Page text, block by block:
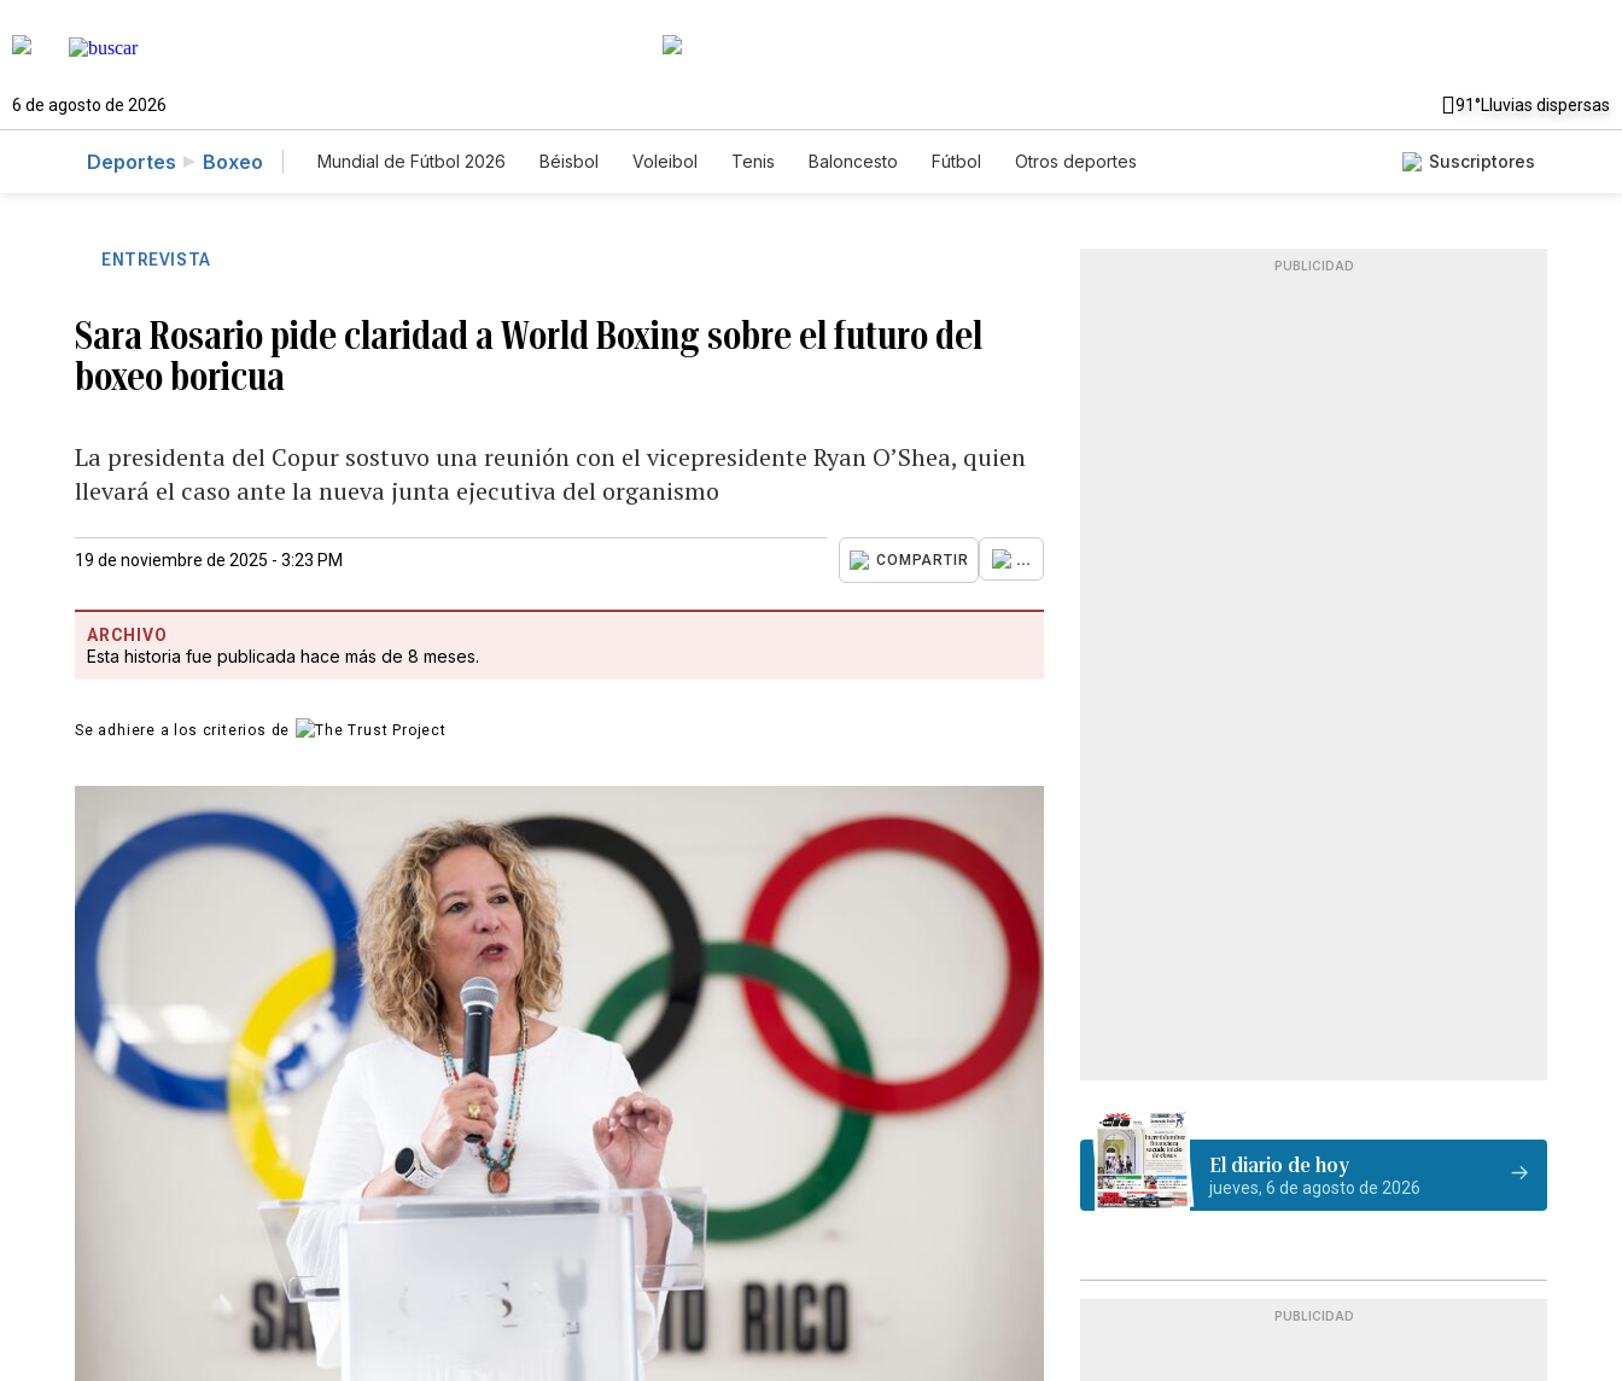
6 de agosto de 2026 91°Lluvias dispersas
Deportes Boxeo Mundial de Fútbol 2026 Béisbol Voleibol Tenis Baloncesto Fútbol Otros deportes Suscriptores
ENTREVISTA
Sara Rosario pide claridad a World Boxing sobre el futuro del
boxeo boricua
La presidenta del Copur sostuvo una reunión con el vicepresidente Ryan O’Shea, quien
llevará el caso ante la nueva junta ejecutiva del organismo
19 de noviembre de 2025 - 3:23 PM COMPARTIR ...
ARCHIVO
Esta historia fue publicada hace más de 8 meses.
Se adhiere a los criterios de
PUBLICIDAD
El diario de hoy
jueves, 6 de agosto de 2026
PUBLICIDAD